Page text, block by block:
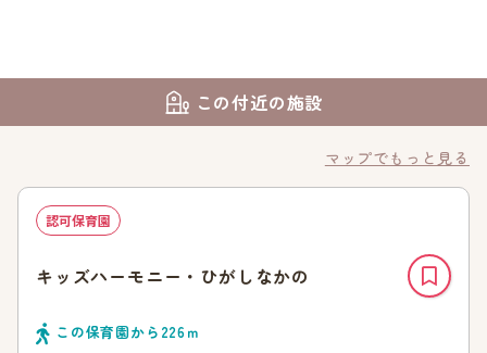
この付近の施設
マップでもっと見る
認可保育園
キッズハーモニー・ひがしなかの
この保育園から 226ｍ